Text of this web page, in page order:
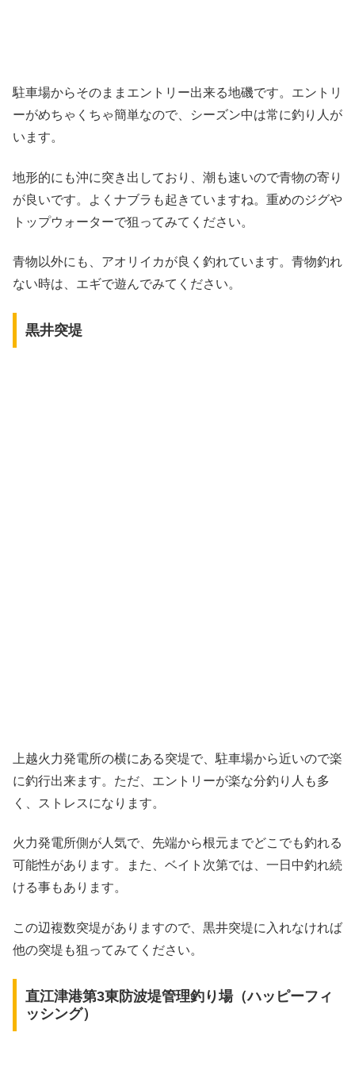
駐車場からそのままエントリー出来る地磯です。エントリ
ーがめちゃくちゃ簡単なので、シーズン中は常に釣り人が
います。
地形的にも沖に突き出しており、潮も速いので青物の寄り
が良いです。よくナブラも起きていますね。重めのジグや
トップウォーターで狙ってみてください。
青物以外にも、アオリイカが良く釣れています。青物釣れ
ない時は、エギで遊んでみてください。
黒井突堤
上越火力発電所の横にある突堤で、駐車場から近いので楽
に釣行出来ます。ただ、エントリーが楽な分釣り人も多
く、ストレスになります。
火力発電所側が人気で、先端から根元までどこでも釣れる
可能性があります。また、ベイト次第では、一日中釣れ続
ける事もあります。
この辺複数突堤がありますので、黒井突堤に入れなければ
他の突堤も狙ってみてください。
直江津港第3東防波堤管理釣り場（ハッピーフィ
ッシング）